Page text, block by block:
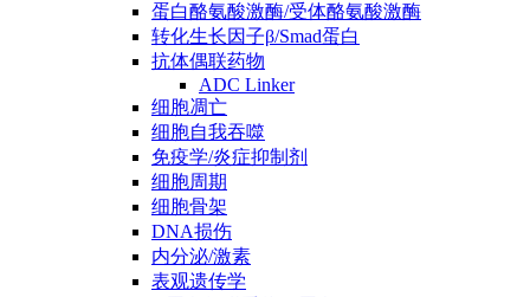
蛋白酪氨酸激酶/受体酪氨酸激酶
转化生长因子β/Smad蛋白
抗体偶联药物
ADC Linker
细胞凋亡
细胞自我吞噬
免疫学/炎症抑制剂
细胞周期
细胞骨架
DNA损伤
内分泌/激素
表观遗传学